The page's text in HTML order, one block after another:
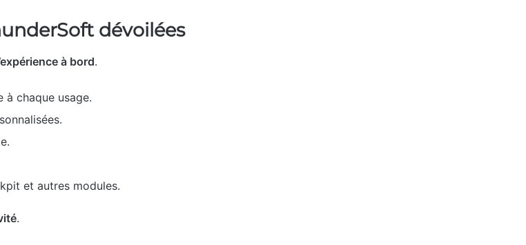
dévoilées
à bord.
chaque usage.
et autres modules.
.